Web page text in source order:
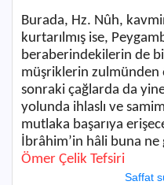
Burada, Hz. Nûh,
kurtarılmış ise,
beraberindekilerin de
müşriklerin zulmünden
sonraki çağlarda da
yolunda ihlaslı ve
mutlaka başarıya
İbrâhim’in hâli buna ne
Ömer Çelik Tefsiri
Saffat